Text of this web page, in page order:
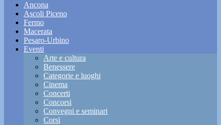
Ancona
Ascoli Piceno
Fermo
Macerata
Pesaro-Urbino
Eventi
Arte e cultura
Benessere
Categorie e luoghi
Cinema
Concerti
Concorsi
Convegni e seminari
Corsi